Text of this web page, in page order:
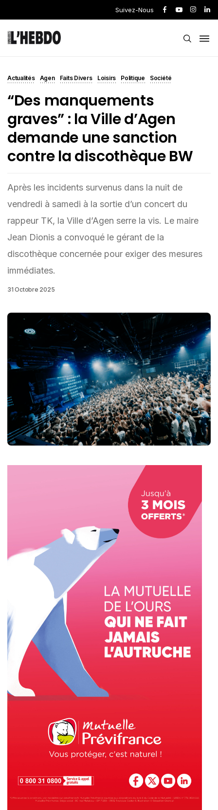
Suivez-Nous
Actualités Agen Faits Divers Loisirs Politique Société
“Des manquements
graves” : la Ville d’Agen
demande une sanction
contre la discothèque BW
Après les incidents survenus dans la nuit de
vendredi à samedi à la sortie d’un concert du
rappeur TK, la Ville d’Agen serre la vis. Le maire
Jean Dionis a convoqué le gérant de la
discothèque concernée pour exiger des mesures
immédiates.
31 Octobre 2025